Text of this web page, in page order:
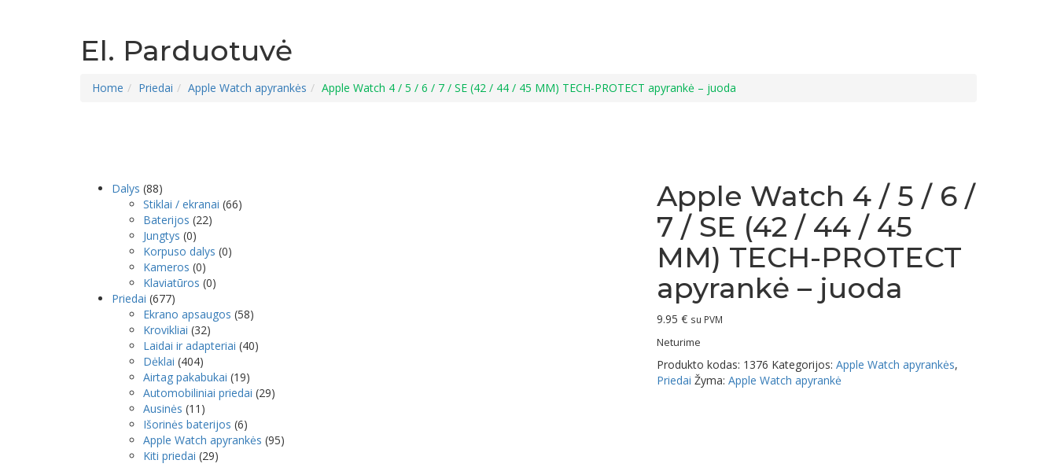
El. Parduotuvė
Home Priedai Apple Watch apyrankės Apple Watch 4 / 5 / 6 / 7 / SE (42 / 44 / 45 MM) TECH-PROTECT apyrankė – juoda
Apple Watch 4 / 5 / 6 /
7 / SE (42 / 44 / 45
MM) TECH-PROTECT
apyrankė – juoda
9.95€ su PVM
Neturime
Produkto kodas: 1376 Kategorijos:Apple Watch apyrankės,
Priedai Žyma:Apple Watch apyrankė
Dalys (88)
Stiklai / ekranai (66)
Baterijos (22)
Jungtys (0)
Korpuso dalys (0)
Kameros (0)
Klaviatūros (0)
Priedai (677)
Ekrano apsaugos (58)
Krovikliai (32)
Laidai ir adapteriai (40)
Dėklai (404)
Airtag pakabukai (19)
Automobiliniai priedai (29)
Ausinės (11)
Išorinės baterijos (6)
Apple Watch apyrankės (95)
Kiti priedai (29)